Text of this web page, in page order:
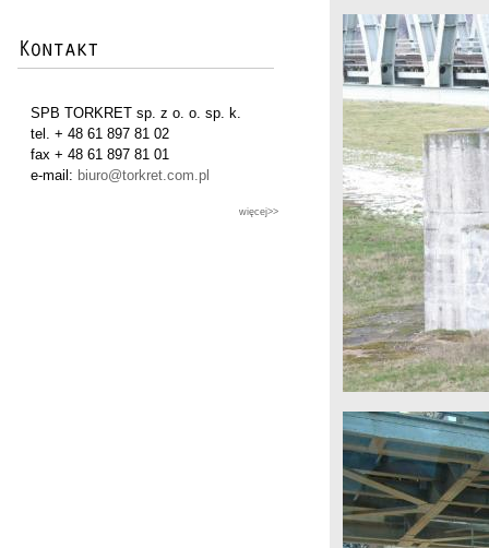
SPB TORKRET sp. z o. o. sp. k.
tel. + 48 61 897 81 02
fax + 48 61 897 81 01
e-mail: biuro@torkret.com.pl
więcej>>